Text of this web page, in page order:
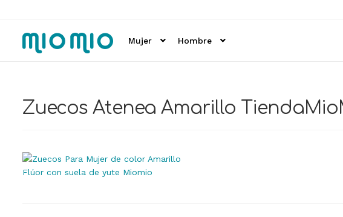
a
la
al
contenido
Mujer Hombre
Zuecos Atenea Amarillo